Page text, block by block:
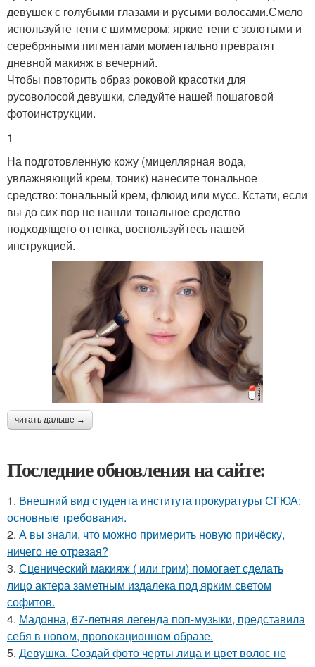
девушек с голубыми глазами и русыми волосами.Смело
используйте тени с шиммером: яркие тени с золотыми и
серебряными пигментами моментально превратят
дневной макияж в вечерний.
Чтобы повторить образ роковой красотки для
русоволосой девушки, следуйте нашей пошаговой
фотоинструкции.
1
На подготовленную кожу (мицеллярная вода,
увлажняющий крем, тоник) нанесите тональное
средство: тональный крем, флюид или мусс. Кстати, если
вы до сих пор не нашли тональное средство
подходящего оттенка, воспользуйтесь нашей
инструкцией.
читать дальше →
Последние обновления на сайте:
1. Внешний вид студента института прокуратуры СГЮА:
основные требования.
2. А вы знали, что можно примерить новую причёску,
ничего не отрезая?
3. Сценический макияж ( или грим) помогает сделать
лицо актера заметным издалека под ярким светом
софитов.
4. Мадонна, 67-летняя легенда поп-музыки, представила
себя в новом, провокационном образе.
5. Девушка. Создай фото черты лица и цвет волос не